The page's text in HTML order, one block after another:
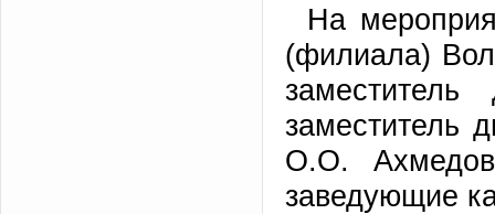
На
(филиала)
заместитель
О.О.
заведующие